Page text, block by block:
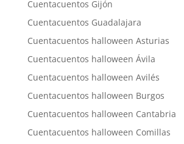
Cuentacuentos Gijón
Cuentacuentos Guadalajara
Cuentacuentos halloween Asturias
Cuentacuentos halloween Ávila
Cuentacuentos halloween Avilés
Cuentacuentos halloween Burgos
Cuentacuentos halloween Cantabria
Cuentacuentos halloween Comillas